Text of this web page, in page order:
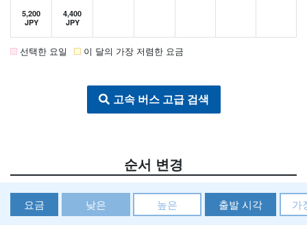
5,200
JPY
4,400
JPY
선택한 요일 이 달의 가장 저렴한 요금
고속 버스 고급 검색
순서 변경
요금 낮은 높은 출발 시각 가